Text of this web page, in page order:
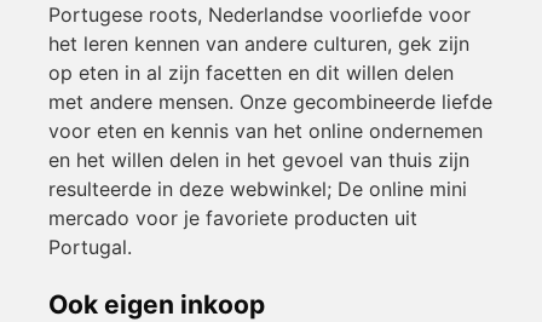
Portugese roots, Nederlandse voorliefde voor
het leren kennen van andere culturen, gek zijn
op eten in al zijn facetten en dit willen delen
met andere mensen. Onze gecombineerde liefde
voor eten en kennis van het online ondernemen
en het willen delen in het gevoel van thuis zijn
resulteerde in deze webwinkel; De online mini
mercado voor je favoriete producten uit
Portugal.
Ook eigen inkoop